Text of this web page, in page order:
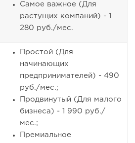
Самое важное (Для
растущих компаний) - 1
280 руб./мес.
Простой (Для
начинающих
предпринимателей) - 490
руб./мес.;
Продвинутый (Для малого
бизнеса) - 1 990 руб./
мес.;
Премиальное